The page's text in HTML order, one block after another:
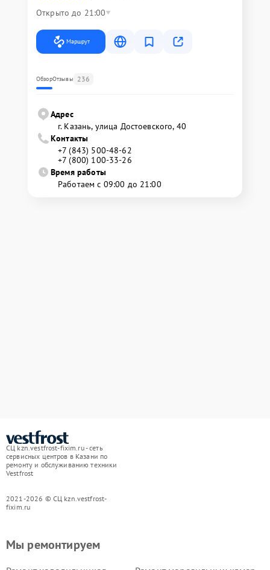
Открыто до 21:00
Маршрут
ОбзорОтзывы 236
Адрес
г. Казань, улица Достоевского, 40
Контакты
+7 (843) 500-48-62
+7 (800) 100-33-26
Время работы
Работаем с 09:00 до 21:00
СЦ kzn.vestfrost-fixim.ru - сеть
сервисных центров в Казани по
ремонту и обслуживанию техники
Vestfrost
2021-2026 © СЦ kzn.vestfrost-
fixim.ru
Мы ремонтируем